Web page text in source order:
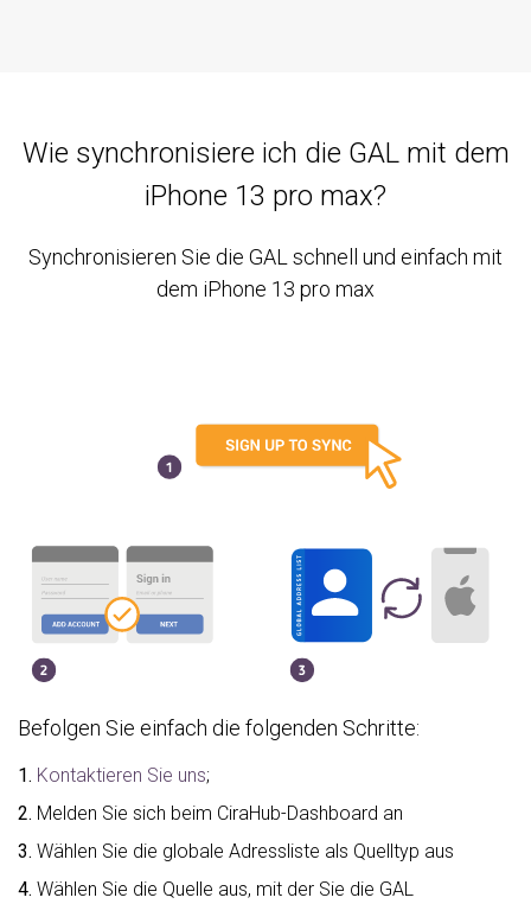
Wie synchronisiere ich die GAL mit dem
iPhone 13 pro max?
Synchronisieren Sie die GAL schnell und einfach mit
dem iPhone 13 pro max
Befolgen Sie einfach die folgenden Schritte:
1. Kontaktieren Sie uns;
2. Melden Sie sich beim CiraHub-Dashboard an
3. Wählen Sie die globale Adressliste als Quelltyp aus
4. Wählen Sie die Quelle aus, mit der Sie die GAL